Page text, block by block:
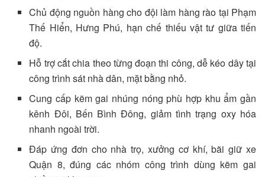
Chủ động nguồn hàng cho đội làm hàng rào tại Phạm
Thế Hiển, Hưng Phú, hạn chế thiếu vật tư giữa tiến
độ.
Hỗ trợ cắt chia theo từng đoạn thi công, dễ kéo dây tại
công trình sát nhà dân, mặt bằng nhỏ.
Cung cấp kẽm gai nhúng nóng phù hợp khu ẩm gần
kênh Đôi, Bến Bình Đông, giảm tình trạng oxy hóa
nhanh ngoài trời.
Đáp ứng đơn cho nhà trọ, xưởng cơ khí, bãi giữ xe
Quận 8, đúng các nhóm công trình dùng kẽm gai